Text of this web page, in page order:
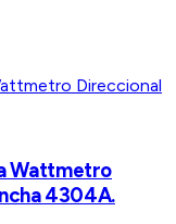
Wattmetro
4304A.